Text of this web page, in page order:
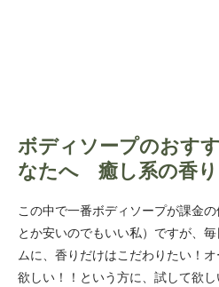
ボディソープのおす
なたへ 癒し系の香
この中で一番ボディソープが課金
とか安いのでもいい私）ですが、
ムに、香りだけはこだわりたい！
欲しい！！という方に、試して欲